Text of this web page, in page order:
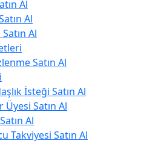
Al
Al
Al
Satın Al
İsteği Satın Al
Satın Al
Al
Takviyesi Satın Al